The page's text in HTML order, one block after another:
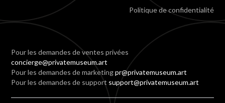
Politique de confidentialité
Pour les demandes de ventes privées
concierge@privatemuseum.art
Pour les demandes de marketingpr@privatemuseum.art
Pour les demandes de support support@privatemuseum.art